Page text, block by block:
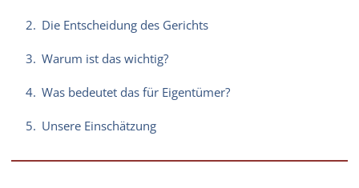
2. Die Entscheidung des Gerichts
3. Warum ist das wichtig?
4. Was bedeutet das für Eigentümer?
5. Unsere Einschätzung